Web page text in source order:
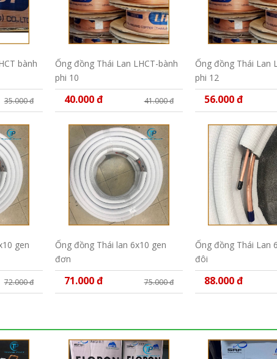
bành
35.000 đ
Ống đồng Thái Lan LHCT-bành
phi 10
40.000 đ 41.000 đ
Ống đồng Thái Lan
phi 12
56.000 đ
gen
72.000 đ
Ống đồng Thái lan 6x10 gen
đơn
71.000 đ 75.000 đ
Ống đồng Thái Lan
đôi
88.000 đ